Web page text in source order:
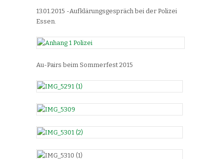
13.01.2015 -Aufklärungsgespräch bei der Polizei
Essen.
Au-Pairs beim Sommerfest 2015